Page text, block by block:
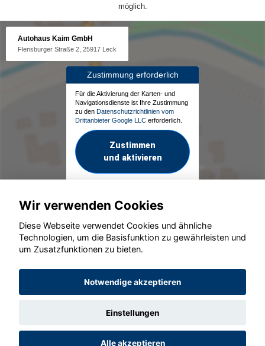
möglich.
Autohaus Kaim GmbH
Flensburger Straße 2, 25917 Leck
Zustimmung erforderlich
Für die Aktivierung der Karten- und
Navigationsdienste ist Ihre Zustimmung
zu den Datenschutzrichtlinien vom
Drittanbieter Google LLC erforderlich.
Zustimmen
und aktivieren
© konjunkturmotor.de GmbH 2020 - 2026
Wir verwenden Cookies
Diese Webseite verwendet Cookies und ähnliche
Technologien, um die Basisfunktion zu gewährleisten und
um Zusatzfunktionen zu bieten.
Notwendige akzeptieren
Einstellungen
Alle akzeptieren